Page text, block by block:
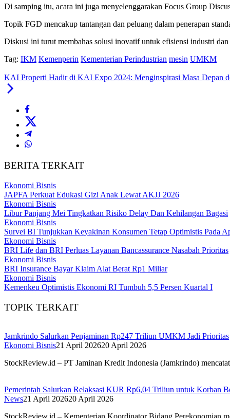
Di samping itu, acara ini juga menyelenggarakan Focus Group
Topik FGD mencakup tantangan dan peluang dalam penerapan
Diskusi ini turut membahas solusi inovatif untuk efisiensi industri
Tag: IKM Kemenperin Kementerian Perindustrian mesin UMKM
KAI Properti Hadir di KAI Expo 2024: Menginspirasi Masa Depan
BERITA TERKAIT
Ekonomi Bisnis
JAPFA Perkuat Edukasi Gizi Anak Lewat AKJJ 2026
Ekonomi Bisnis
Libur Panjang Mei Tingkatkan Risiko Delay Dan Kehilangan Bagasi
Ekonomi Bisnis
Survei BI Tunjukkan Keyakinan Konsumen Tetap Optimistis Pada
Ekonomi Bisnis
BRI Life dan BRI Perluas Layanan Bancassurance Nasabah Prioritas
Ekonomi Bisnis
BRI Insurance Bayar Klaim Alat Berat Rp1 Miliar
Ekonomi Bisnis
Kemenkeu Optimistis Ekonomi RI Tumbuh 5,5 Persen Kuartal I
TOPIK TERKAIT
Jamkrindo Salurkan Penjaminan Rp247 Triliun UMKM Jadi Prioritas
Ekonomi Bisnis21 April 202620 April 2026
StockReview.id – PT Jaminan Kredit Indonesia (Jamkrindo)
Pemerintah Salurkan Relaksasi KUR Rp6,04 Triliun untuk Korban
News21 April 202620 April 2026